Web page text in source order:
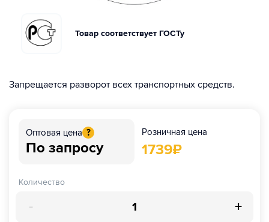
Товар соответствует ГОСТу
Запрещается разворот всех транспортных средств.
Оптовая цена ?
По запросу
Розничная цена
1739₽
Количество
- +